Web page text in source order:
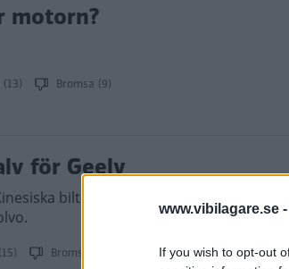
www.vibilagare.se -
If you wish to opt-out
motorn?
(13) Bromsa (9)
för Geely
biltillverkaren Geely redovisar sin
Bromsa (8)